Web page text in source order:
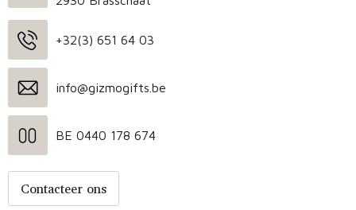
+32(3) 651 64 03
info@gizmogifts.be
BE 0440 178 674
Contacteer ons